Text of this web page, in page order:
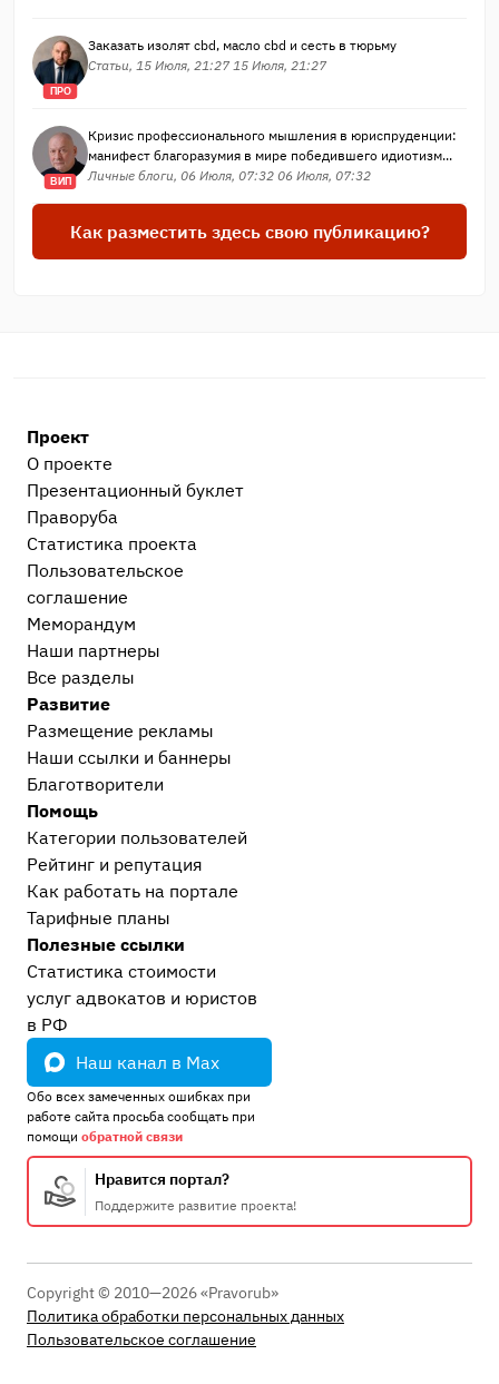
ПРО
Заказать изолят cbd, масло cbd и сесть в тюрьму
Статьи, 15 Июля, 21:27 15 Июля, 21:27
ВИП
Кризис профессионального мышления в юриспруденции:
манифест благоразумия в мире победившего идиотизм...
Личные блоги, 06 Июля, 07:32 06 Июля, 07:32
Как разместить здесь свою публикацию?
Проект
О проекте
Презентационный букл​ет
Праворуба
Статистика проекта
Пользовательское
соглашение
Меморандум
Наши партнеры
Все разделы
Развитие
Размещение рекламы
Наши ссылки и баннеры
Благотворители
Помощь
Категории пользователей
Рейтинг и репутация
Как работать на портале
Тарифные планы
Полезные ссылки
Статистика стоимости
услуг адвокатов и юристов
в РФ
Наш канал в Max
Обо всех замеченных ошибках при
работе сайта просьба сообщать при
помощи обратной связи
Нравится портал?
Поддержите развитие проекта!
Copyright © 2010—2026 «Pravorub»
Политика обработки персональных данных
Пользовательское соглашение